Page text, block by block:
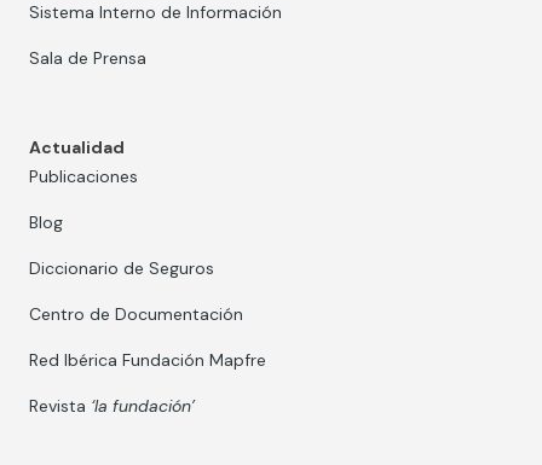
Sistema Interno de Información
Sala de Prensa
Actualidad
Publicaciones
Blog
Diccionario de Seguros
Centro de Documentación
Red Ibérica Fundación Mapfre
Revista ‘la fundación’